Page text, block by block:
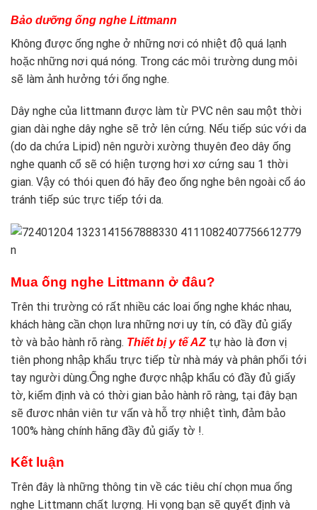
Bảo dưỡng ống nghe Littmann
Không được ống nghe ở những nơi có nhiệt độ quá lạnh
hoặc những nơi quá nóng. Trong các môi trường dung môi
sẽ làm ảnh hưởng tới ống nghe.
Dây nghe của littmann được làm từ PVC nên sau một thời
gian dài nghe dây nghe sẽ trở lên cứng. Nếu tiếp súc với da
(do da chứa Lipid) nên người xường thuyên đeo dây ống
nghe quanh cổ sẽ có hiện tượng hơi xơ cứng sau 1 thời
gian. Vậy có thói quen đó hãy đeo ống nghe bên ngoài cổ áo
tránh tiếp súc trực tiếp tới da.
Mua ống nghe Littmann ở đâu?
Trên thi trường có rất nhiều các loai ống nghe khác nhau,
khách hàng cần chọn lưa những nơi uy tín, có đầy đủ giấy
tờ và bảo hành rõ ràng. Thiết bị y tế AZtự hào là đơn vị
tiên phong nhập khẩu trực tiếp từ nhà máy và phân phối tới
tay người dùng.Ống nghe được nhập khẩu có đầy đủ giấy
tờ, kiểm định và có thời gian bảo hành rõ ràng, tại đây bạn
sẽ đươc nhân viên tư vấn và hỗ trợ nhiệt tình, đảm bảo
100% hàng chính hãng đầy đủ giấy tờ !.
Kết luận
Trên đây là những thông tin về các tiêu chí chọn mua ống
nghe Littmann chất lượng. Hi vọng bạn sẽ quyết định và